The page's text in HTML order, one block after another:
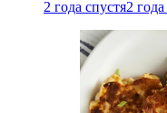
2 года спустя2